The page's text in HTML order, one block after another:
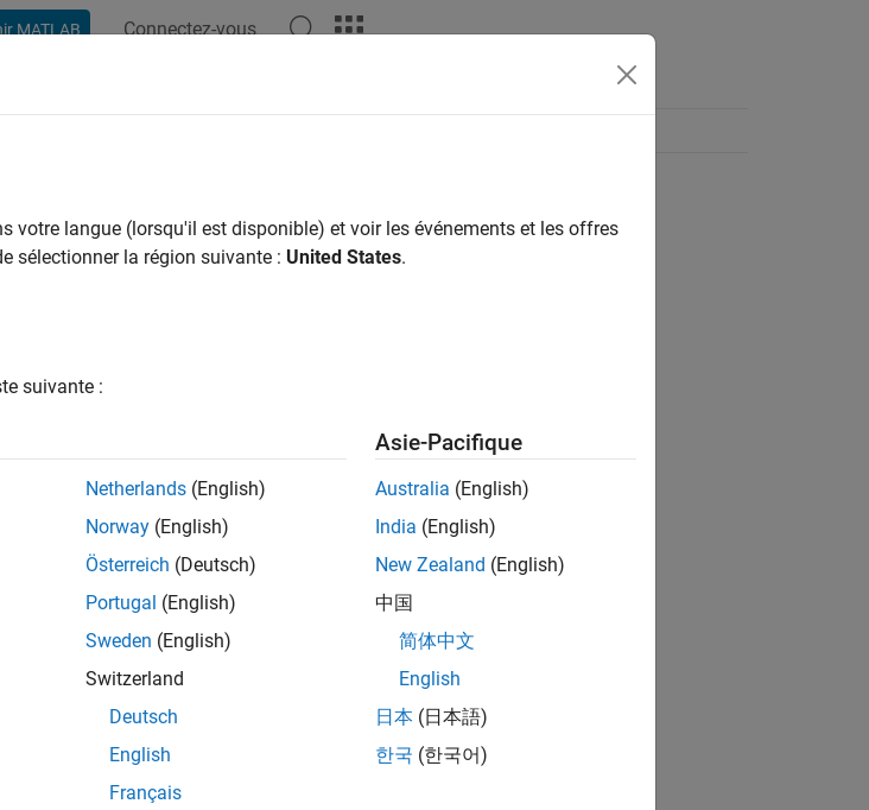
MATLAB Connectez-vous
votre langue (lorsqu'il est disponible) et voir les événements et les offres
sélectionner la région suivante : United States.
suivante :
Netherlands (English)
Norway (English)
Österreich (Deutsch)
Portugal (English)
Sweden (English)
Switzerland
Deutsch
English
Français
Asie-Pacifique
Australia (English)
India (English)
New Zealand (English)
中国
简体中文
English
日本 (日本語)
한국 (한국어)